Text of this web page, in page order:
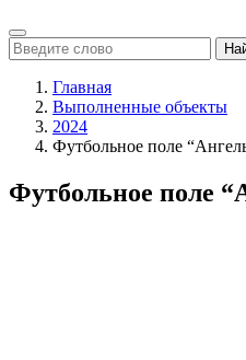
Главная
Выполненные объекты
2024
Футбольное поле
Футбольное поле